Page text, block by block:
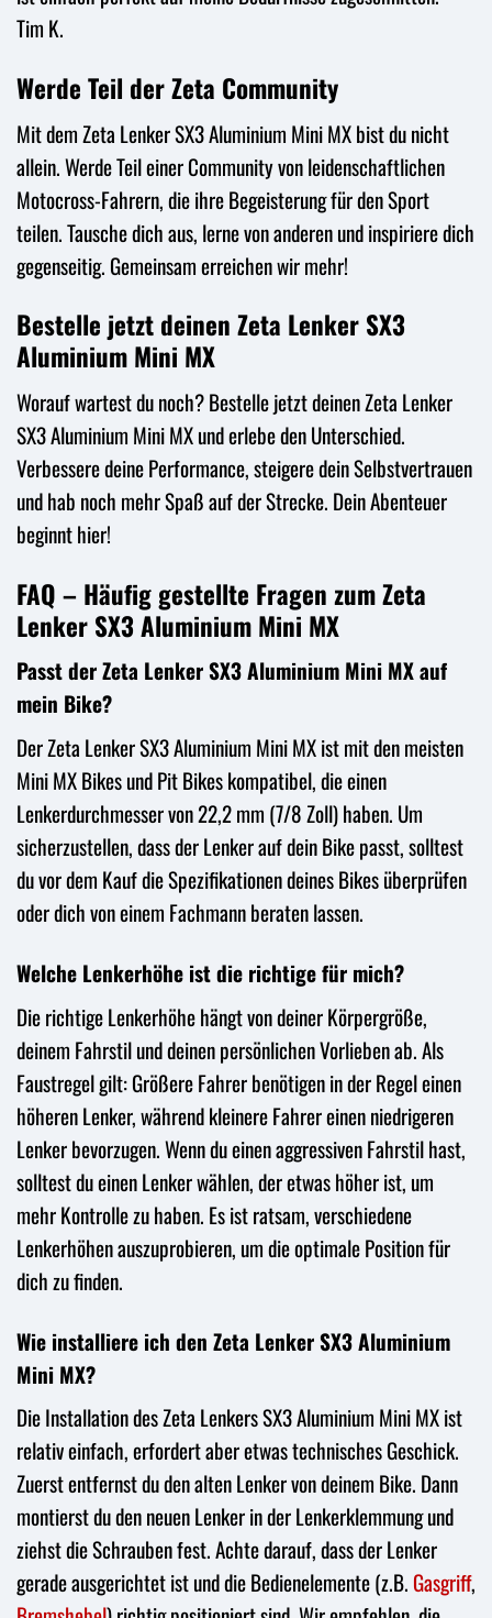
Tim K.
Werde Teil der Zeta Community
Mit dem Zeta Lenker SX3 Aluminium Mini MX bist du nicht
allein. Werde Teil einer Community von leidenschaftlichen
Motocross-Fahrern, die ihre Begeisterung für den Sport
teilen. Tausche dich aus, lerne von anderen und inspiriere dich
gegenseitig. Gemeinsam erreichen wir mehr!
Bestelle jetzt deinen Zeta Lenker SX3
Aluminium Mini MX
Worauf wartest du noch? Bestelle jetzt deinen Zeta Lenker
SX3 Aluminium Mini MX und erlebe den Unterschied.
Verbessere deine Performance, steigere dein Selbstvertrauen
und hab noch mehr Spaß auf der Strecke. Dein Abenteuer
beginnt hier!
FAQ – Häufig gestellte Fragen zum Zeta
Lenker SX3 Aluminium Mini MX
Passt der Zeta Lenker SX3 Aluminium Mini MX auf
mein Bike?
Der Zeta Lenker SX3 Aluminium Mini MX ist mit den meisten
Mini MX Bikes und Pit Bikes kompatibel, die einen
Lenkerdurchmesser von 22,2 mm (7/8 Zoll) haben. Um
sicherzustellen, dass der Lenker auf dein Bike passt, solltest
du vor dem Kauf die Spezifikationen deines Bikes überprüfen
oder dich von einem Fachmann beraten lassen.
Welche Lenkerhöhe ist die richtige für mich?
Die richtige Lenkerhöhe hängt von deiner Körpergröße,
deinem Fahrstil und deinen persönlichen Vorlieben ab. Als
Faustregel gilt: Größere Fahrer benötigen in der Regel einen
höheren Lenker, während kleinere Fahrer einen niedrigeren
Lenker bevorzugen. Wenn du einen aggressiven Fahrstil hast,
solltest du einen Lenker wählen, der etwas höher ist, um
mehr Kontrolle zu haben. Es ist ratsam, verschiedene
Lenkerhöhen auszuprobieren, um die optimale Position für
dich zu finden.
Wie installiere ich den Zeta Lenker SX3 Aluminium
Mini MX?
Die Installation des Zeta Lenkers SX3 Aluminium Mini MX ist
relativ einfach, erfordert aber etwas technisches Geschick.
Zuerst entfernst du den alten Lenker von deinem Bike. Dann
montierst du den neuen Lenker in der Lenkerklemmung und
ziehst die Schrauben fest. Achte darauf, dass der Lenker
gerade ausgerichtet ist und die Bedienelemente (z.B. Gasgriff,